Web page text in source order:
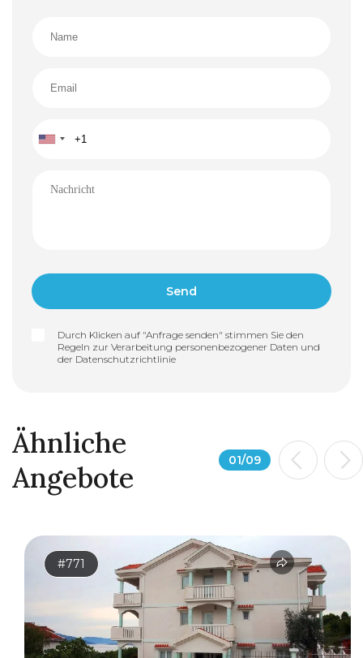
Durch Klicken auf "Anfrage senden" stimmen Sie den
Regeln zur Verarbeitung personenbezogener Daten und
der Datenschutzrichtlinie
Ähnliche
Angebote
01/09
#771